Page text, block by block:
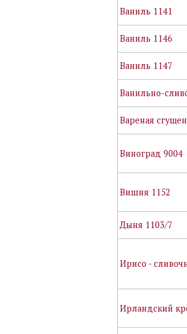
Ваниль 1141
Ваниль 1146
Ваниль 1147
Ванильно-
Вареная
Виноград 9004
Вишня 1152
Дыня 1103/7
Ирисо -
Ирландский